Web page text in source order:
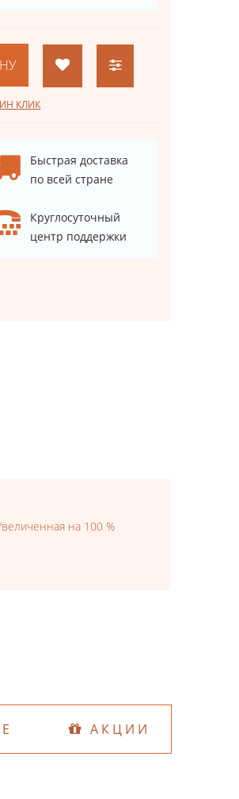
КЛИК
Быстрая доставка
по всей стране
Круглосуточный
центр поддержки
на 100 %
АКЦИИ